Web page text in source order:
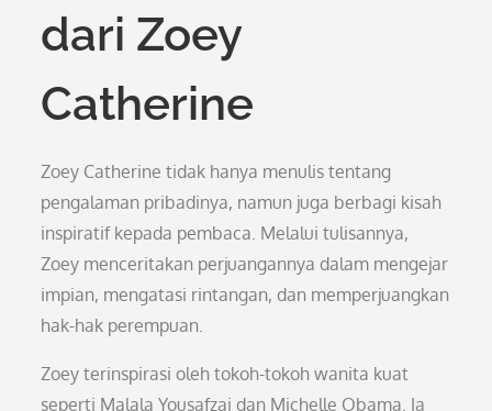
dari Zoey
Catherine
Zoey Catherine tidak hanya menulis tentang
pengalaman pribadinya, namun juga berbagi kisah
inspiratif kepada pembaca. Melalui tulisannya,
Zoey menceritakan perjuangannya dalam mengejar
impian, mengatasi rintangan, dan memperjuangkan
hak-hak perempuan.
Zoey terinspirasi oleh tokoh-tokoh wanita kuat
seperti Malala Yousafzai dan Michelle Obama. Ia